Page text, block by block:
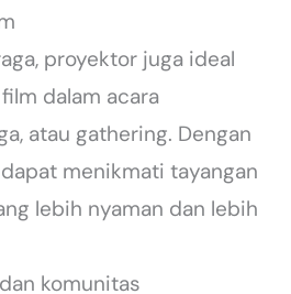
proyektor juga ideal
dalam acara
atau gathering. Dengan
menikmati tayangan
lebih nyaman dan lebih
komunitas